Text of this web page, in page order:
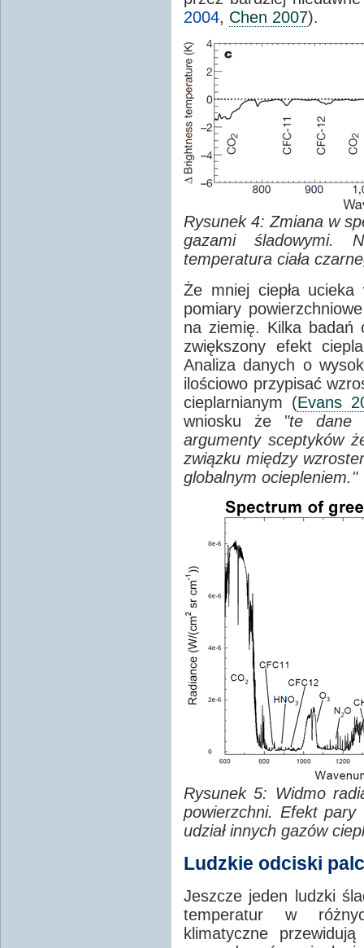
2004, Chen 2007).
Rysunek 4: Zmiana w
gazami śladowymi.
temperatura ciała
Że mniej ciepła
pomiary
na ziemię. Kilka badań
zwiększony efekt
Analiza danych o
ilościowo przypisać
cieplarnianym (Evans
wniosku że "te dane
argumenty sceptyków
związku między
globalnym ociepleniem."
Rysunek 5: Widmo
powierzchni. Efekt
udział innych gazów
Ludzkie odciski
Jeszcze jeden ludzki
temperatur w
klimatyczne